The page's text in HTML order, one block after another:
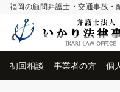
福岡の顧問弁護士・交通事故・
初回相談 事業者の方 個